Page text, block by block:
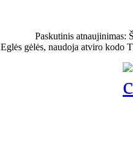
Paskutinis atnaujinimas:
Eglės gėlės, naudoja atviro kodo